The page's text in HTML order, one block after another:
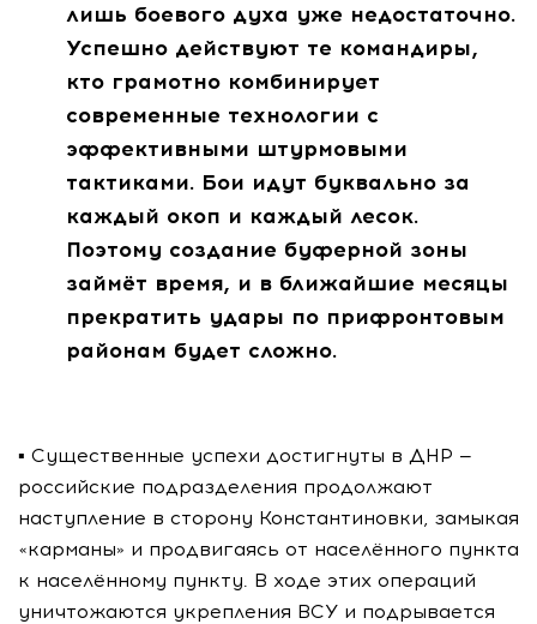
лишь боевого духа уже недостаточно.
Успешно действуют те командиры,
кто грамотно комбинирует
современные технологии с
эффективными штурмовыми
тактиками. Бои идут буквально за
каждый окоп и каждый лесок.
Поэтому создание буферной зоны
займёт время, и в ближайшие месяцы
прекратить удары по прифронтовым
районам будет сложно.
▪️ Существенные успехи достигнуты в ДНР —
российские подразделения продолжают
наступление в сторону Константиновки, замыкая
«карманы» и продвигаясь от населённого пункта
к населённому пункту. В ходе этих операций
уничтожаются укрепления ВСУ и подрывается